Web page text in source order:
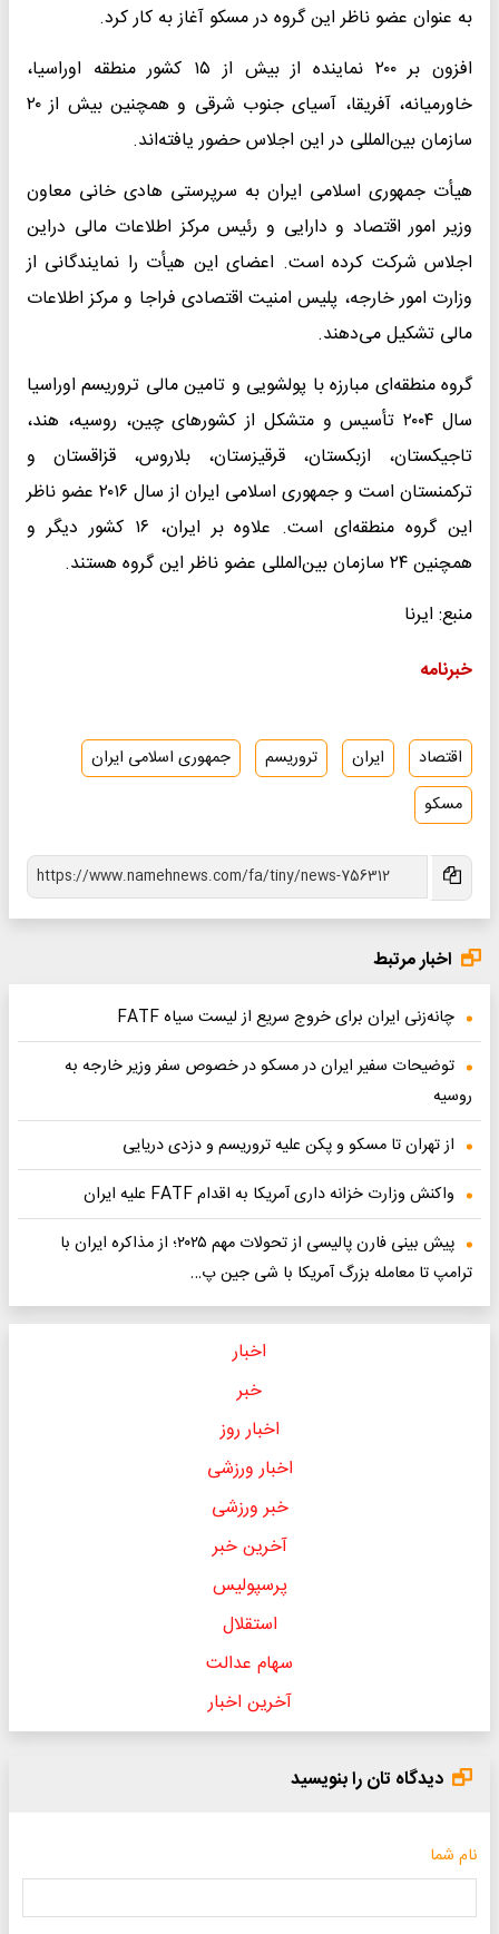
به عنوان عضو ناظر این گروه در مسکو آغاز به کار کرد.
افزون بر ۲۰۰ نماینده از بیش از ۱۵ کشور منطقه اوراسیا،
خاورمیانه، آفریقا، آسیای جنوب شرقی و همچنین بیش از ۲۰
سازمان بین‌المللی در این اجلاس حضور یافته‌اند.
هیأت جمهوری اسلامی ایران به سرپرستی هادی خانی معاون
وزیر امور اقتصاد و دارایی و رئیس مرکز اطلاعات مالی دراین
اجلاس شرکت کرده است. اعضای این هیأت را نمایندگانی از
وزارت امور خارجه، پلیس امنیت اقتصادی فراجا و مرکز اطلاعات
مالی تشکیل می‌دهند.
گروه منطقه‌ای مبارزه با پولشویی و تامین مالی تروریسم اوراسیا
سال ۲۰۰۴ تأسیس و متشکل از کشورهای چین، روسیه، هند،
تاجیکستان، ازبکستان، قرقیزستان، بلاروس، قزاقستان و
ترکمنستان است و جمهوری اسلامی ایران از سال ۲۰۱۶ عضو ناظر
این گروه منطقه‌ای است. علاوه بر ایران، ۱۶ کشور دیگر و
همچنین ۲۴ سازمان بین‌المللی عضو ناظر این گروه هستند.
منبع: ایرنا
خبرنامه
اقتصاد ایران تروریسم
جمهوری اسلامی ایران
مسکو
اخبار مرتبط
چانه‌زنی ایران برای خروج سریع از لیست سیاه FATF
توضیحات سفیر ایران در مسکو در خصوص سفر وزیر خارجه به
روسیه
از تهران تا مسکو و پکن علیه تروریسم و دزدی دریایی
واکنش وزارت خزانه داری آمریکا به اقدام FATF علیه ایران
پیش بینی فارن پالیسی از تحولات مهم ۲۰۲۵؛ از مذاکره ایران با
ترامپ تا معامله بزرگ آمریکا با شی جین پ…
اخبار
خبر
اخبار روز
اخبار ورزشی
خبر ورزشی
آخرین خبر
پرسپولیس
استقلال
سهام عدالت
آخرین اخبار
دیدگاه تان را بنویسید
نام شما